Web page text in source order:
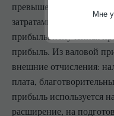
превышение доходов от
затратами на
прибыль, полученная
прибыль. Из валовой
внешние отчисления:
плата,
прибыль используется
расширение, на
Мне